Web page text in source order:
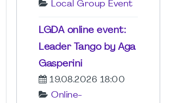
Local Group Event
LGDA online event:
Leader Tango by Aga
Gasperini
19.08.2026 18:00
Online-